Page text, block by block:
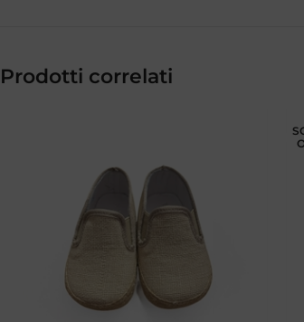
Prodotti correlati